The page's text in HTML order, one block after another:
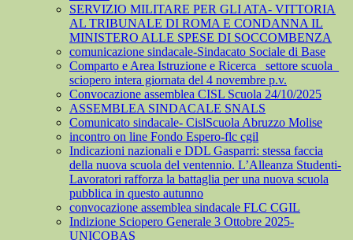
SERVIZIO MILITARE PER GLI ATA- VITTORIA
AL TRIBUNALE DI ROMA E CONDANNA IL
MINISTERO ALLE SPESE DI SOCCOMBENZA
comunicazione sindacale-Sindacato Sociale di Base
Comparto e Area Istruzione e Ricerca_ settore scuola_
sciopero intera giornata del 4 novembre p.v.
Convocazione assemblea CISL Scuola 24/10/2025
ASSEMBLEA SINDACALE SNALS
Comunicato sindacale- CislScuola Abruzzo Molise
incontro on line Fondo Espero-flc cgil
Indicazioni nazionali e DDL Gasparri: stessa faccia
della nuova scuola del ventennio. L’Alleanza Studenti-
Lavoratori rafforza la battaglia per una nuova scuola
pubblica in questo autunno
convocazione assemblea sindacale FLC CGIL
Indizione Sciopero Generale 3 Ottobre 2025-
UNICOBAS